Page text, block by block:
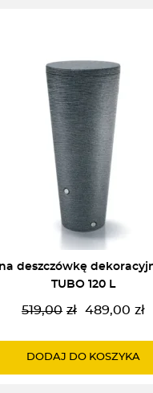
deszczówkę
TUBO 120 L
519,00 zł
Pierwotna
wynosiła:
489,00 zł
Aktualna
wynosi:
DODAJ DO KOSZYKA